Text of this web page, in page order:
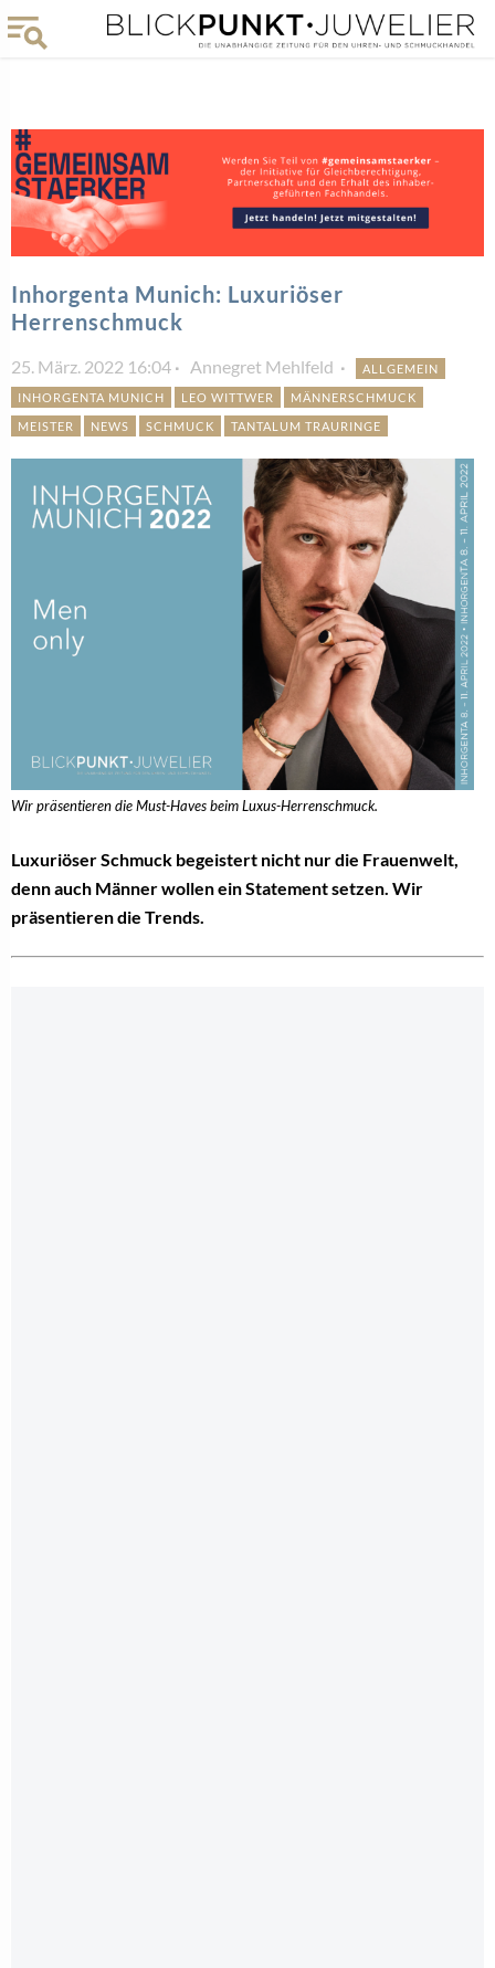
Inhorgenta Munich: Luxuriöser
Herrenschmuck
25. März. 2022 16:04 Annegret Mehlfeld
ALLGEMEIN
INHORGENTA MUNICH
LEO WITTWER
MÄNNERSCHMUCK
MEISTER
NEWS SCHMUCK TANTALUM TRAURINGE
Wir präsentieren die Must-Haves beim Luxus-Herrenschmuck.
Luxuriöser Schmuck begeistert nicht nur die Frauenwelt,
denn auch Männer wollen ein Statement setzen. Wir
präsentieren die Trends.